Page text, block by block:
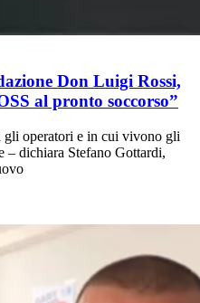
Don Luigi Rossi,
al pronto soccorso”
operatori e in cui vivono gli
– dichiara Stefano Gottardi,